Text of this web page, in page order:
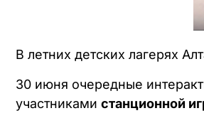
В летних детских лагерях
30 июня очередные
участниками станционной